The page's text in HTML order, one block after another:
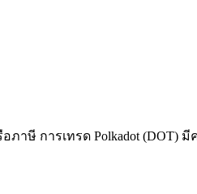
ษี การเทรด Polkadot (DOT)